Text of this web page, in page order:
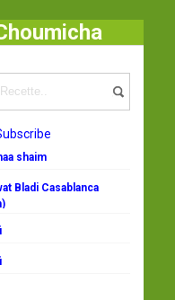
marocaine Choumicha :
shaim
Bladi Casablanca